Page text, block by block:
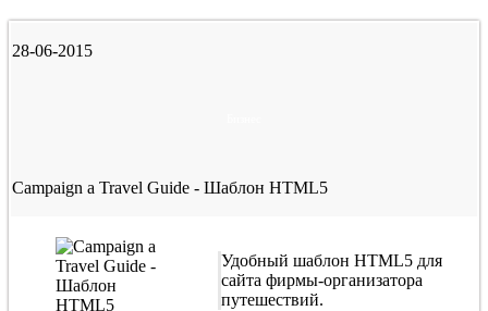
28-06-2015
Campaign a Travel Guide - Шаблон HTML5
Удобный шаблон HTML5 для
сайта фирмы-организатора
путешествий.